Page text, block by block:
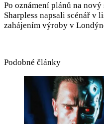
Po oznámení plánů na
Sharpless napsali scénář v
zahájením výroby v
Podobné články